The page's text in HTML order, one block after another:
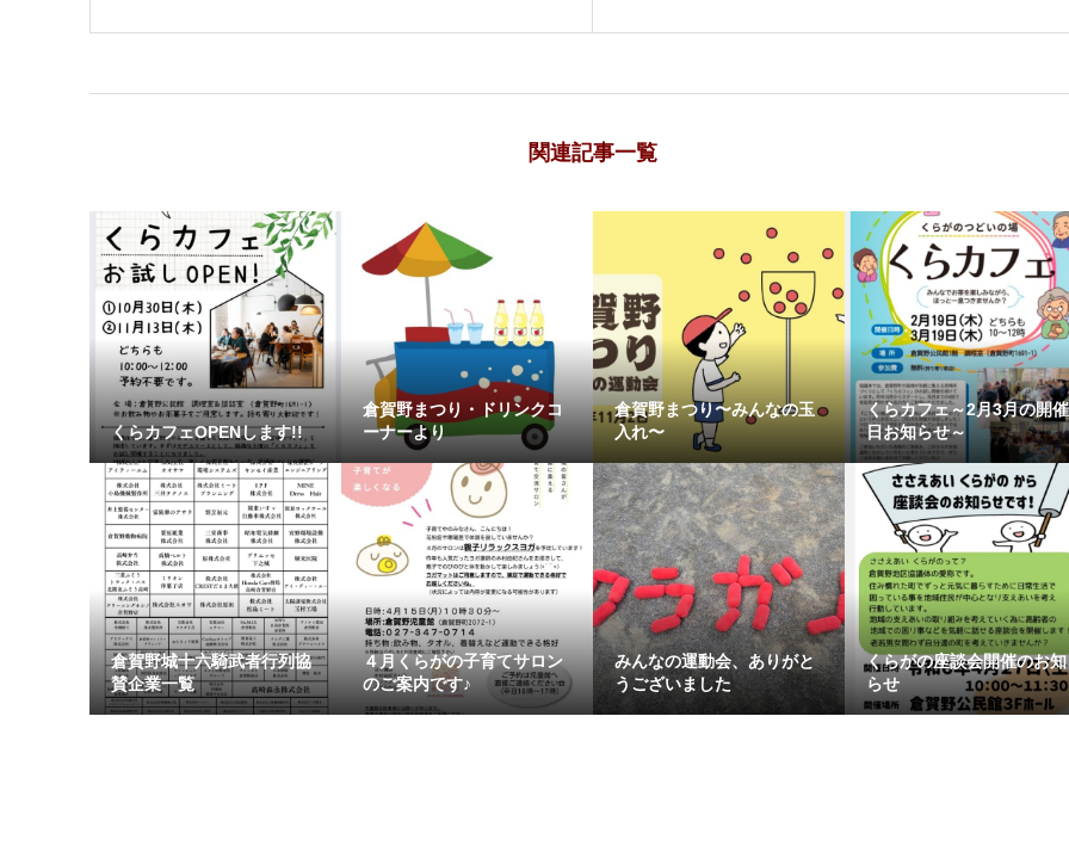
関連記事一覧
くらカフェOPENします!!
倉賀野まつり・ドリンクコ
ーナーより
倉賀野まつり〜みんなの玉
入れ〜
くらカフェ～2月3月の開催
日お知らせ～
倉賀野城十六騎武者行列協
賛企業一覧
４月くらがの子育てサロン
のご案内です♪
みんなの運動会、ありがと
うございました
くらがの座談会開催のお知
らせ